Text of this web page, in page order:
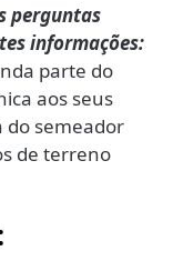
perguntas
informações:
parte do
aos seus
do semeador
de terreno